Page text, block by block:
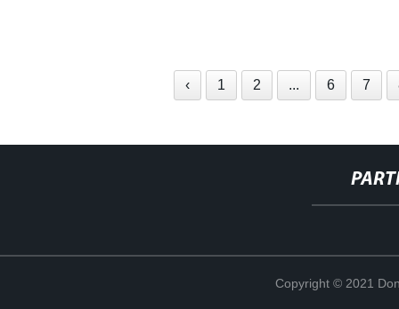
‹ 1 2 ... 6 7
Copyright © 2021